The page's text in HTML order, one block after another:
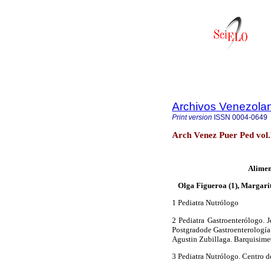
Archivos
Print version ISSN 0004-0649
Arch Venez Puer Ped
Olga Figueroa (1),
1 Pediatra Nutrólogo
2 Pediatra Gastroenterólogo.
Postgradode
Agustin Zubillaga.
3 Pediatra Nutrólogo. Centro